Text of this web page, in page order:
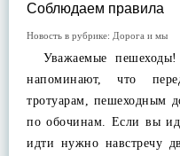
Соблюдаем правила
Новость в рубрике: Дорога и мы
Уважаемые пешеходы!
напоминают, что
тротуарам, пешеходным
по обочинам. Если вы
идти нужно навстречу